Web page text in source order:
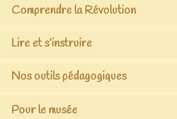
Comprendre la Révolution
Lire et s’instruire
Nos outils pédagogiques
Pour le musée